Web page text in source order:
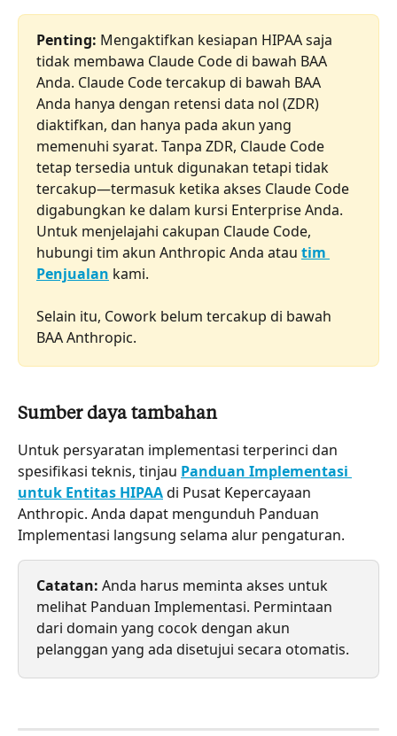
Penting: Mengaktifkan kesiapan HIPAA saja
tidak membawa Claude Code di bawah BAA
Anda. Claude Code tercakup di bawah BAA
Anda hanya dengan retensi data nol (ZDR)
diaktifkan, dan hanya pada akun yang
memenuhi syarat. Tanpa ZDR, Claude Code
tetap tersedia untuk digunakan tetapi tidak
tercakup—termasuk ketika akses Claude Code
digabungkan ke dalam kursi Enterprise Anda.
Untuk menjelajahi cakupan Claude Code,
hubungi tim akun Anthropic Anda atau tim
Penjualan kami.
Selain itu, Cowork belum tercakup di bawah
BAA Anthropic.
Sumber daya tambahan
Untuk persyaratan implementasi terperinci dan
spesifikasi teknis, tinjau Panduan Implementasi
untuk Entitas HIPAA di Pusat Kepercayaan
Anthropic. Anda dapat mengunduh Panduan
Implementasi langsung selama alur pengaturan.
Catatan: Anda harus meminta akses untuk
melihat Panduan Implementasi. Permintaan
dari domain yang cocok dengan akun
pelanggan yang ada disetujui secara otomatis.